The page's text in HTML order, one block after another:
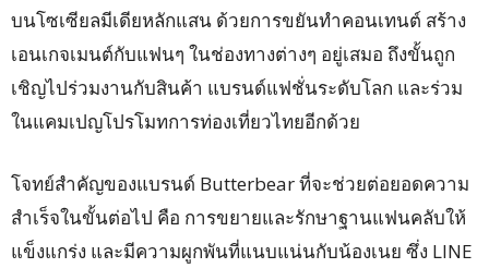
บนโซเซียลมีเดียหลักแสน ด้วยการขยันทำคอนเทนต์ สร้าง
เอนเกจเมนต์กับแฟนๆ ในช่องทางต่างๆ อยู่เสมอ ถึงขั้นถูก
เชิญไปร่วมงานกับสินค้า แบรนด์แฟชั่นระดับโลก และร่วม
ในแคมเปญโปรโมทการท่องเที่ยวไทยอีกด้วย
โจทย์สำคัญของแบรนด์ Butterbear ที่จะช่วยต่อยอดความ
สำเร็จในขั้นต่อไป คือ การขยายและรักษาฐานแฟนคลับให้
แข็งแกร่ง และมีความผูกพันที่แนบแน่นกับน้องเนย ซึ่ง LINE